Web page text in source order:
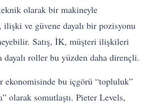
olarak bir makineyle
ve güvene dayalı bir pozisyonu
Satış, İK, müşteri ilişkileri
dayalı roller bu yüzden daha dirençli.
ekonomisinde bu içgörü “topluluk”
olarak somutlaştı. Pieter Levels,